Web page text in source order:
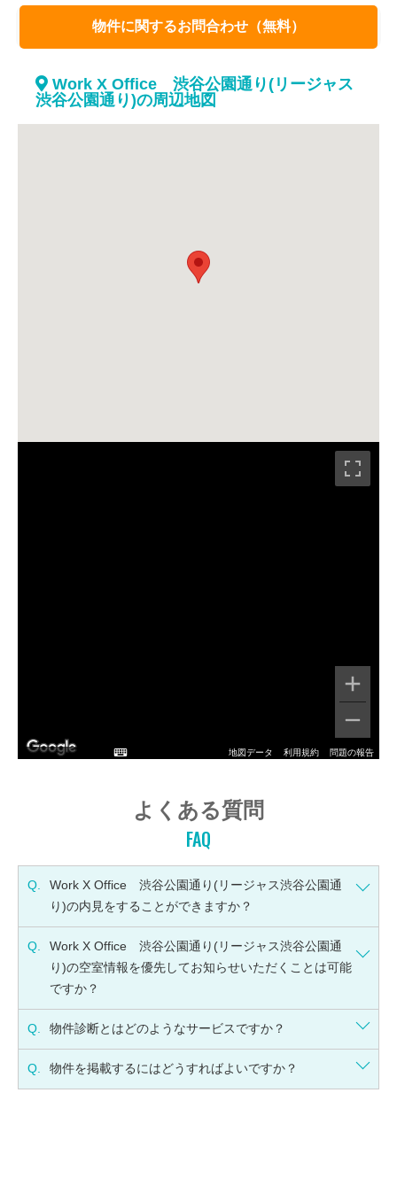
物件に関するお問合わせ（無料）
Work X Office 渋谷公園通り(リージャス
渋谷公園通り)の周辺地図
地図データ 利用規約 問題の報告
よくある質問
FAQ
Q.
Work X Office 渋谷公園通り(リージャス渋谷公園通
り)の内見をすることができますか？
Q.
Work X Office 渋谷公園通り(リージャス渋谷公園通
り)の空室情報を優先してお知らせいただくことは可能
ですか？
Q. 物件診断とはどのようなサービスですか？
Q. 物件を掲載するにはどうすればよいですか？